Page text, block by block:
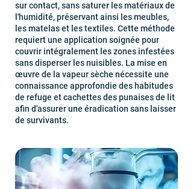
sur contact, sans saturer les matériaux de
l'humidité, préservant ainsi les meubles,
les matelas et les textiles. Cette méthode
requiert une application soignée pour
couvrir intégralement les zones infestées
sans disperser les nuisibles. La mise en
œuvre de la vapeur sèche nécessite une
connaissance approfondie des habitudes
de refuge et cachettes des punaises de lit
afin d'assurer une éradication sans laisser
de survivants.